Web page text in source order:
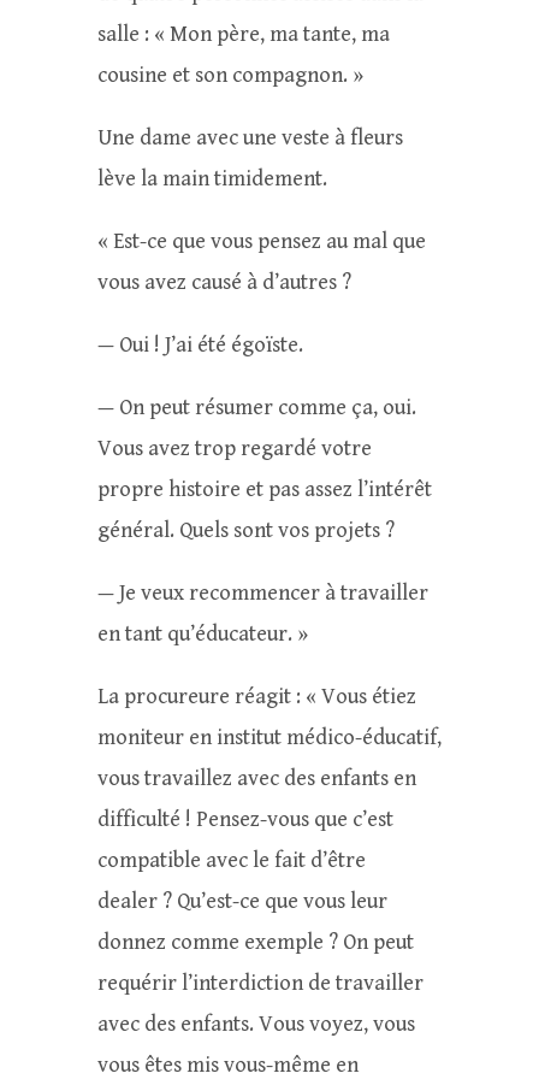
salle : « Mon père, ma tante, ma
cousine et son compagnon. »
Une dame avec une veste à fleurs
lève la main timidement.
« Est-ce que vous pensez au mal que
vous avez causé à d’autres ?
— Oui ! J’ai été égoïste.
— On peut résumer comme ça, oui.
Vous avez trop regardé votre
propre histoire et pas assez l’intérêt
général. Quels sont vos projets ?
— Je veux recommencer à travailler
en tant qu’éducateur. »
La procureure réagit : « Vous étiez
moniteur en institut médico-éducatif,
vous travaillez avec des enfants en
difficulté ! Pensez-vous que c’est
compatible avec le fait d’être
dealer ? Qu’est-ce que vous leur
donnez comme exemple ? On peut
requérir l’interdiction de travailler
avec des enfants. Vous voyez, vous
vous êtes mis vous-même en